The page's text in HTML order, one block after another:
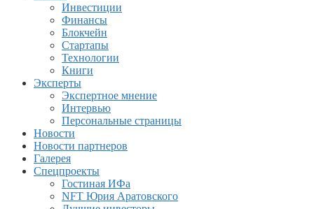
Инвестиции
Финансы
Блокчейн
Стартапы
Технологии
Книги
Эксперты
Экспертное мнение
Интервью
Персональные страницы
Новости
Новости партнеров
Галерея
Спецпроекты
Гостиная ИФа
NFT Юрия Аратовского